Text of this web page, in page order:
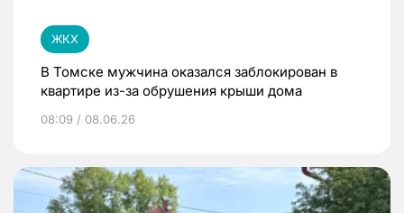
ЖКХ
В Томске мужчина оказался заблокирован в
квартире из-за обрушения крыши дома
08:09 / 08.06.26